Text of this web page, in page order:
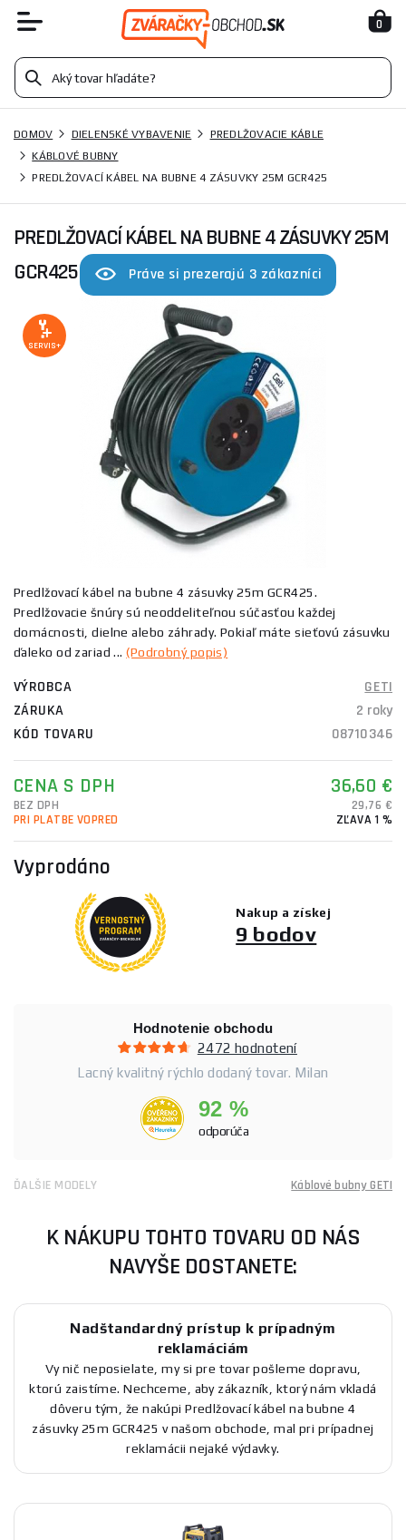
0
DOMOV DIELENSKÉ VYBAVENIE
PREDLŽOVACIE KÁBLE
KÁBLOVÉ BUBNY
PREDLŽOVACÍ KÁBEL NA BUBNE 4 ZÁSUVKY 25M GCR425
PREDLŽOVACÍ KÁBEL NA BUBNE 4 ZÁSUVKY 25M
GCR425
Práve si prezerajú 3 zákazníci
SERVIS+
Predlžovací kábel na bubne 4 zásuvky 25m GCR425.
Predlžovacie šnúry sú neoddeliteľnou súčasťou každej
domácnosti, dielne alebo záhrady. Pokiaľ máte sieťovú zásuvku
ďaleko od zariad ...(Podrobný popis)
VÝROBCA
GETI
ZÁRUKA
2 roky
KÓD TOVARU
08710346
CENA S DPH 36,60 €
BEZ DPH
29,76 €
PRI PLATBE VOPRED
ZĽAVA 1 %
Vyprodáno
Nakup a získej
9 bodov
Hodnotenie obchodu
2472 hodnotení
Lacný kvalitný rýchlo dodaný tovar. Milan
92 %
odporúča
ĎALŠIE MODELY Káblové bubny GETI
K NÁKUPU TOHTO TOVARU OD NÁS
NAVYŠE DOSTANETE:
Nadštandardný prístup k prípadným
reklamáciám
Vy nič neposielate, my si pre tovar pošleme dopravu,
ktorú zaistíme. Nechceme, aby zákazník, ktorý nám vkladá
dôveru tým, že nakúpi Predlžovací kábel na bubne 4
zásuvky 25m GCR425 v našom obchode, mal pri prípadnej
reklamácii nejaké výdavky.